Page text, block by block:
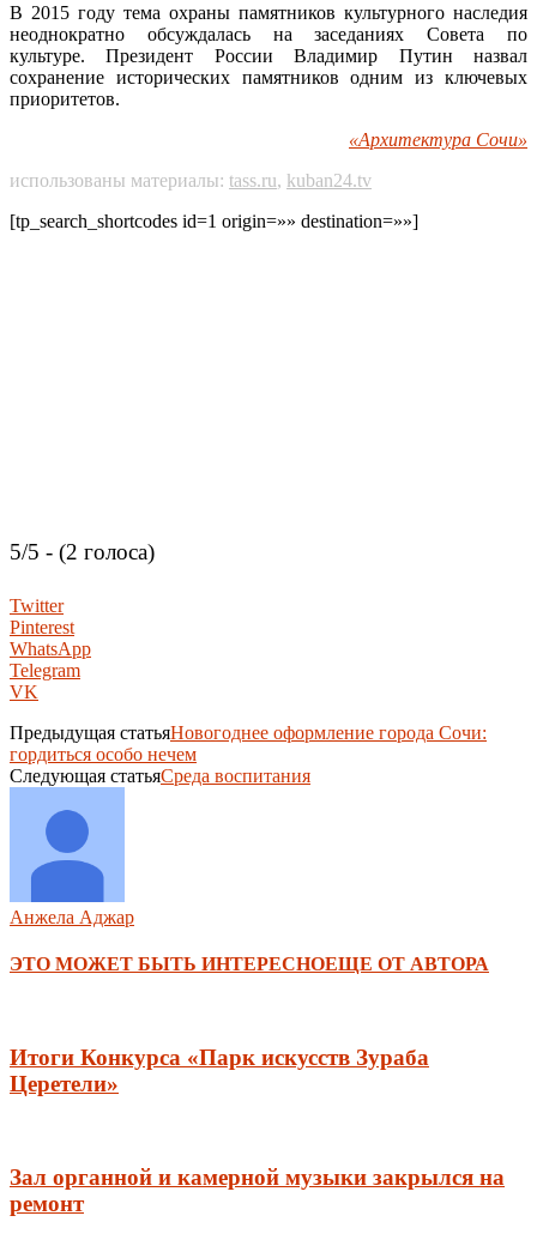
В 2015 году тема охраны памятников культурного наследия
неоднократно обсуждалась на заседаниях Совета по
культуре. Президент России Владимир Путин назвал
сохранение исторических памятников одним из ключевых
приоритетов.
«Архитектура Сочи»
использованы материалы: tass.ru, kuban24.tv
[tp_search_shortcodes id=1 origin=»» destination=»»]
5/5 - (2 голоса)
Twitter
Pinterest
WhatsApp
Telegram
VK
Предыдущая статьяНовогоднее оформление города Сочи:
гордиться особо нечем
Следующая статьяСреда воспитания
Анжела Аджар
ЭТО МОЖЕТ БЫТЬ ИНТЕРЕСНОЕЩЕ ОТ АВТОРА
Итоги Конкурса «Парк искусств Зураба
Церетели»
Зал органной и камерной музыки закрылся на
ремонт